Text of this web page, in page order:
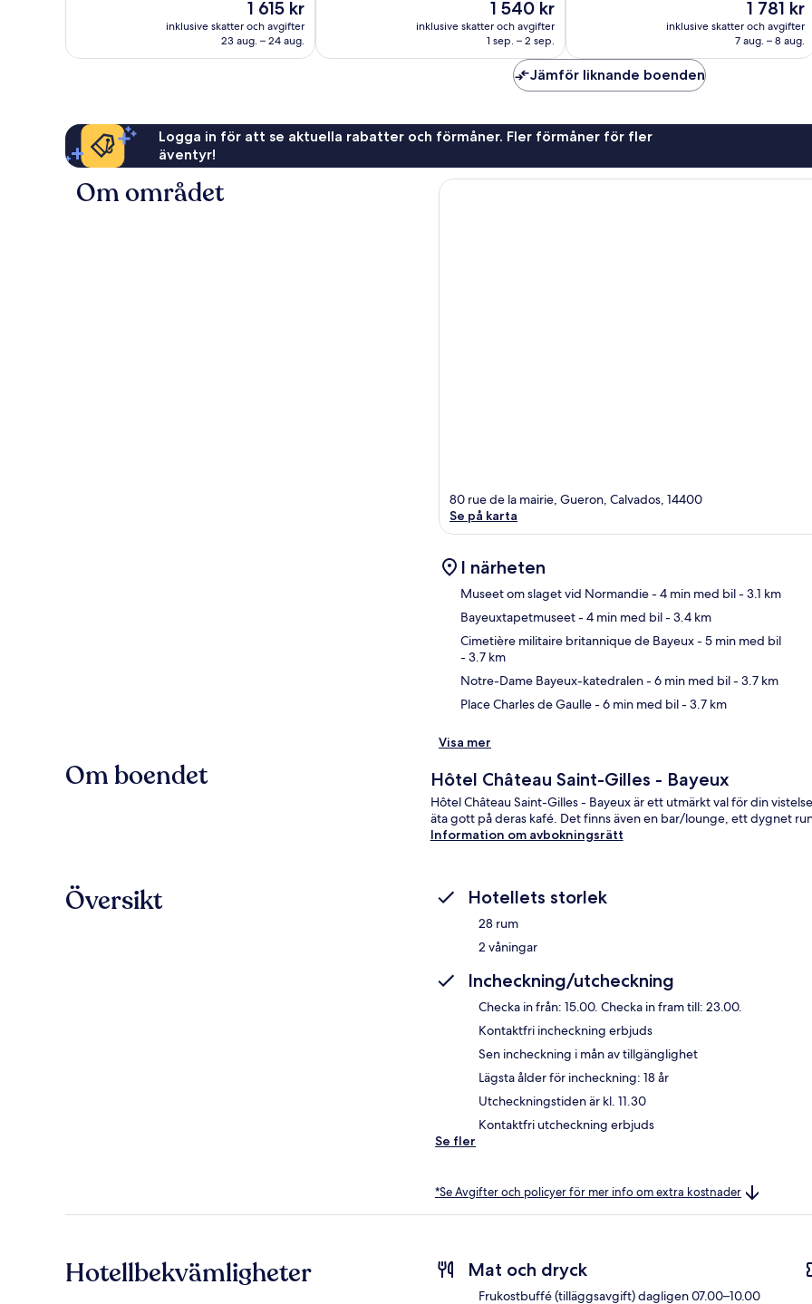
Priset
är
1 615 kr
1 615 kr
inklusive skatter och avgifter
23 aug. – 24 aug.
Priset
är
1 540 kr
1 540 kr
inklusive skatter och avgifter
1 sep. – 2 sep.
1 003 recensioner
Priset
är
1 781 kr
1 781 kr
inklusive skatter och avgifter
7 aug. – 8 aug.
Jämför liknande boenden
Logga in för att se aktuella rabatter och förmåner. Fler förmåner för fler
äventyr!
Om området
80 rue de la mairie, Gueron, Calvados, 14400
Se på karta
I närheten
Museet om slaget vid Normandie- 4 min med bil- 3.1 km
Bayeuxtapetmuseet- 4 min med bil- 3.4 km
Cimetière militaire britannique de Bayeux- 5 min med bil
- 3.7 km
Notre-Dame Bayeux-katedralen- 6 min med bil- 3.7 km
Place Charles de Gaulle- 6 min med bil- 3.7 km
Visa mer
Om boendet Hôtel Château Saint-Gilles - Bayeux
Hôtel Château Saint-Gilles - Bayeux är ett utmärkt val för din
äta gott på deras kafé. Det finns även en bar/lounge, ett dygnet
Information om avbokningsrätt
Översikt Hotellets storlek
28 rum
2 våningar
Incheckning/utcheckning
Checka in från: 15.00. Checka in fram till: 23.00.
Kontaktfri incheckning erbjuds
Sen incheckning i mån av tillgänglighet
Lägsta ålder för incheckning: 18 år
Utcheckningstiden är kl. 11.30
Kontaktfri utcheckning erbjuds
Se fler
*Se Avgifter och policyer för mer info om extra kostnader
Hotellbekvämligheter Mat och dryck
Frukostbuffé (tilläggsavgift) dagligen 07.00–10.00